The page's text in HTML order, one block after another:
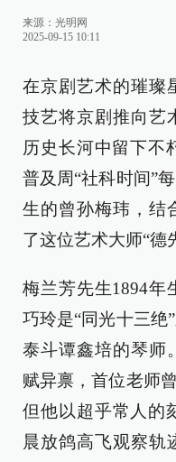
来源： 光明网
2025-09-15 10:11
在京剧艺术的璀璨
技艺将京剧推向艺
历史长河中留下不
普及周“社科时间”
生的曾孙梅玮，结
了这位艺术大师“德
梅兰芳先生1894年
巧玲是“同光十三绝
泰斗谭鑫培的琴师
赋异禀，首位老师
但他以超乎常人的
晨放鸽高飞观察轨